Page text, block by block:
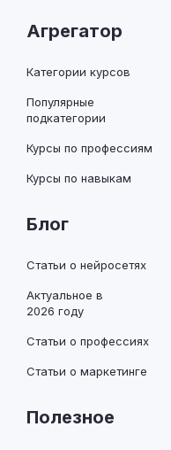
Агрегатор
Категории курсов
Популярные
подкатегории
Курсы по профессиям
Курсы по навыкам
Блог
Статьи о нейросетях
Актуальное в
2026 году
Статьи о профессиях
Статьи о маркетинге
Полезное